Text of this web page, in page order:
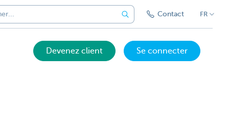
Contact FR
Devenez client Se connecter